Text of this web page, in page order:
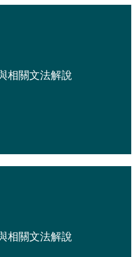
相關文法解說
相關文法解說